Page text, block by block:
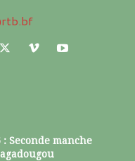
: Seconde manche